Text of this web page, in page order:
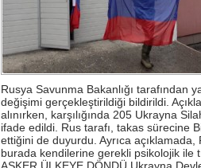
Rusya Savunma Bakanlığı tarafından
değişimi gerçekleştirildiği bildirildi.
alınırken, karşılığında 205 Ukrayna
ifade edildi. Rus tarafı, takas sürecine
ettiğini de duyurdu. Ayrıca
burada kendilerine gerekli psikolojik ile